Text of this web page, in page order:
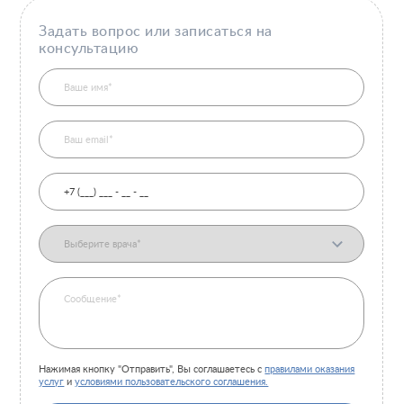
Пластические операции
Пластические хирурги
Пациентам пластической хирургии
Отделение пластической хирургии
Пациентам косметологии
Задать вопрос или записаться на
консультацию
Нажимая кнопку "Отправить", Вы соглашаетесь справилами оказания
услуг иусловиями пользовательского соглашения.